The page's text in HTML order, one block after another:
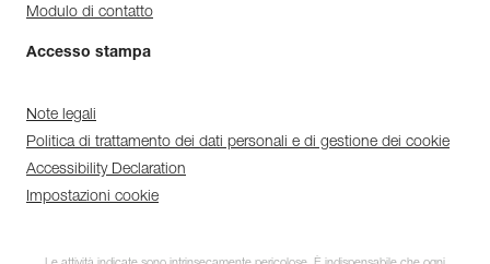
Modulo di contatto
Accesso stampa
Note legali
Politica di trattamento dei dati personali e di gestione dei cookie
Accessibility Declaration
Impostazioni cookie